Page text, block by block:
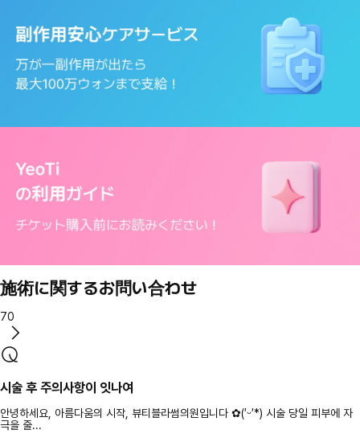
施術に関するお問い合わせ
70
시술 후 주의사항이 잇나여
안녕하세요, 아름다움의 시작, 뷰티블라썸의원입니다 ✿(′ᵕ′*) 시술 당일 피부에 자
극을 줄...